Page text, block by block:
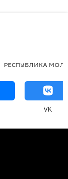
РЕСПУБЛИКА
VK